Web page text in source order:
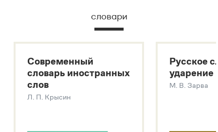
Русский орфографический словарь
Большой толковый словарь русских глаголов
Современный словарь иностранных слов
Звук – технология синтеза платформы
SaluteSpeech
словари
Современный
словарь иностранных
слов
Л. П. Крысин
Русское
ударение
М. В. Зарва